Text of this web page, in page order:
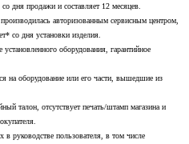
дня продажи и составляет 12 месяцев.
авторизованным сервисным центром,
со дня установки изделия.
оборудования, гарантийное
на оборудование или его части, вышедшие из
талон, отсутствует печать/штамп магазина и
руководстве пользователя, в том числе